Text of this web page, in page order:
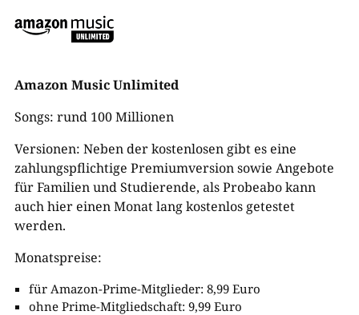
Amazon Music Unlimited
Songs: rund 100 Millionen
Versionen: Neben der kostenlosen gibt es eine
zahlungspflichtige Premiumversion sowie Angebote
für Familien und Studierende, als Probeabo kann
auch hier einen Monat lang kostenlos getestet
werden.
Monatspreise:
für Amazon-Prime-Mitglieder: 8,99 Euro
ohne Prime-Mitgliedschaft: 9,99 Euro